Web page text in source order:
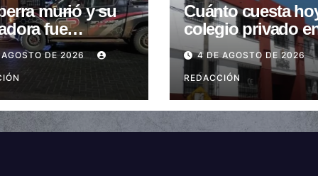
murió y su
fue
tras ser
en la
peatonal
DE 2026
Cuánto cuesta
colegio privado
Salta: Las cuotas
de $110.000 a
$600.000
4 DE AGOSTO DE 2026
REDACCIÓN